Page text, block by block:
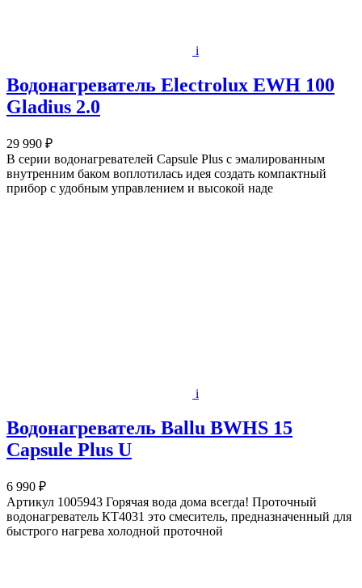
i
Водонагреватель Electrolux EWH 100
Gladius 2.0
29 990 ₽
В серии водонагревателей Capsule Plus с эмалированным
внутренним баком воплотилась идея создать компактный
прибор с удобным управлением и высокой наде
i
Водонагреватель Ballu BWHS 15
Capsule Plus U
6 990 ₽
Артикул 1005943 Горячая вода дома всегда! Проточный
водонагреватель КТ4031 это смеситель, предназначенный для
быстрого нагрева холодной проточной